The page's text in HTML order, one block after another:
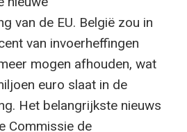
van de EU. België zou in
van invoerheffingen
mogen afhouden, wat
euro slaat in de
Het belangrijkste nieuws
Commissie de